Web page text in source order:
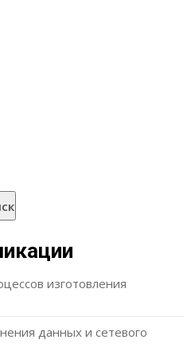
изготовления
данных и сетевого